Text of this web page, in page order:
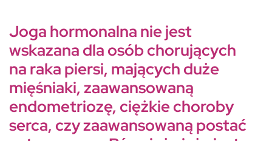
Joga hormonalna nie jest
wskazana dla osób chorujących
na raka piersi, mających duże
mięśniaki, zaawansowaną
endometriozę, ciężkie choroby
serca, czy zaawansowaną postać